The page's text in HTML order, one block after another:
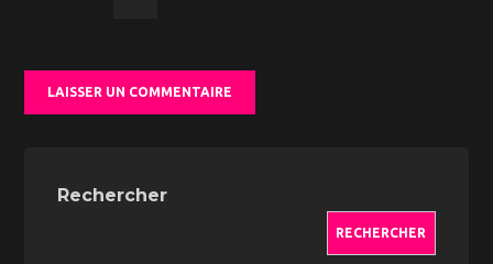
Rechercher
RECHERCHER